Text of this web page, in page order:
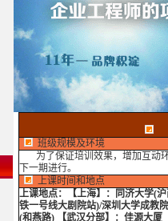
班级规模及环境
为了保证培训效果，增加互动环
下一期进行。
上课时间和地点
上课地点：
【上海】：同济大学(
铁一号线大剧院站)/深圳大学成教
(和燕路) 【武汉分部】：佳源大厦